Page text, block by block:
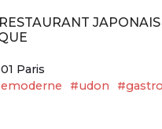
JAPONAIS
Paris
#udon